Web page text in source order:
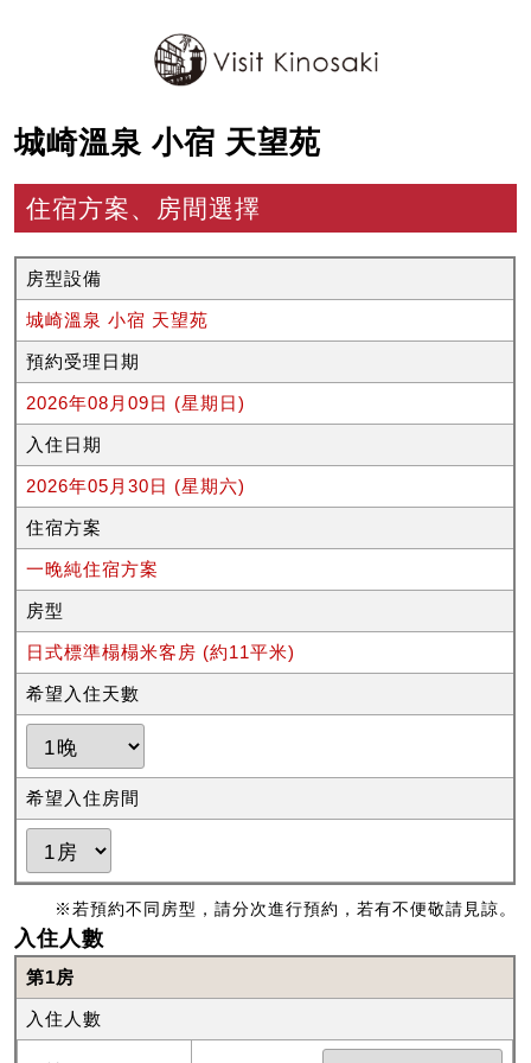
城崎溫泉 小宿 天望苑
住宿方案、房間選擇
房型設備
城崎溫泉 小宿 天望苑
預約受理日期
2026年08月09日 (星期日)
入住日期
2026年05月30日 (星期六)
住宿方案
一晚純住宿方案
房型
日式標準榻榻米客房 (約11平米)
希望入住天數
希望入住房間
※若預約不同房型，請分次進行預約，若有不便敬請見諒。
入住人數
第1房
入住人數